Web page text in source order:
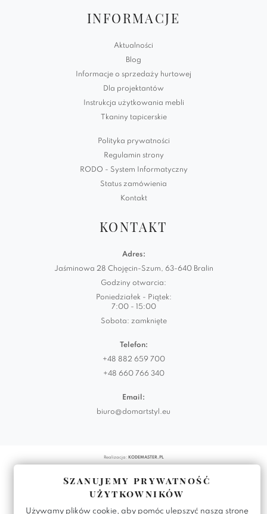
INFORMACJE
Aktualności
Blog
Informacje o sprzedaży hurtowej
Dla projektantów
Instrukcja użytkowania mebli
Tkaniny tapicerskie
Polityka prywatności
Regulamin strony
RODO - System Informatyczny
Status zamówienia
Kontakt
KONTAKT
Adres:
Jaśminowa 28 Chojęcin-Szum, 63-640 Bralin
Godziny otwarcia:
Poniedziałek - Piątek:
7:00 - 15:00
Sobota: zamknięte
Telefon:
+48 882 659 700
+48 660 766 340
Email:
biuro@domartstyl.eu
Realizacja: KODEMASTER.PL
Szanujemy prywatność
użytkowników
Używamy plików cookie, aby pomóc ulepszyć naszą stronę